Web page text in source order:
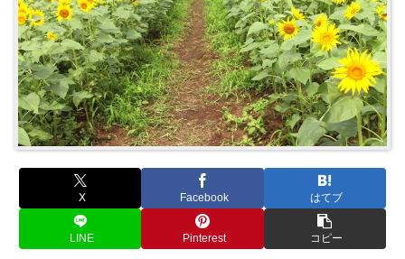
X Facebook はてブ
LINE Pinterest コピー